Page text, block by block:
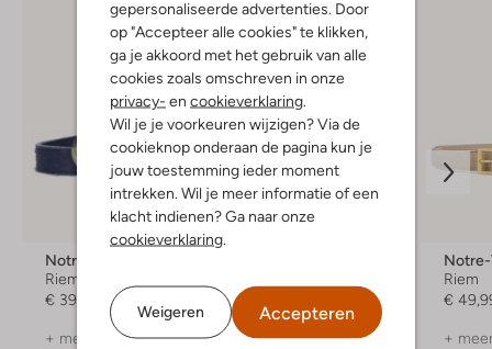
gepersonaliseerde advertenties. Door
op "Accepteer alle cookies" te klikken,
ga je akkoord met het gebruik van alle
cookies zoals omschreven in onze
privacy- en cookieverklaring
Wil je je voorkeuren wijzigen? Via de
cookieknop onderaan de pagina kun je
jouw toestemming ieder moment
intrekken. Wil je meer informatie of een
klacht indienen? Ga naar onze
cookieverklaring
Weigeren Accepteren
Notre-V
Riem
€ 39,99
+ meer kleuren
Laatste item
Riem
€
+